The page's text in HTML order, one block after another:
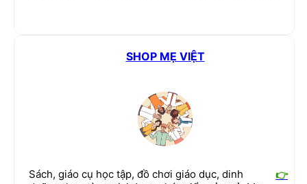
SHOP MẸ VIỆT
Sách, giáo cụ học tập, đồ chơi giáo dục, dinh
👉